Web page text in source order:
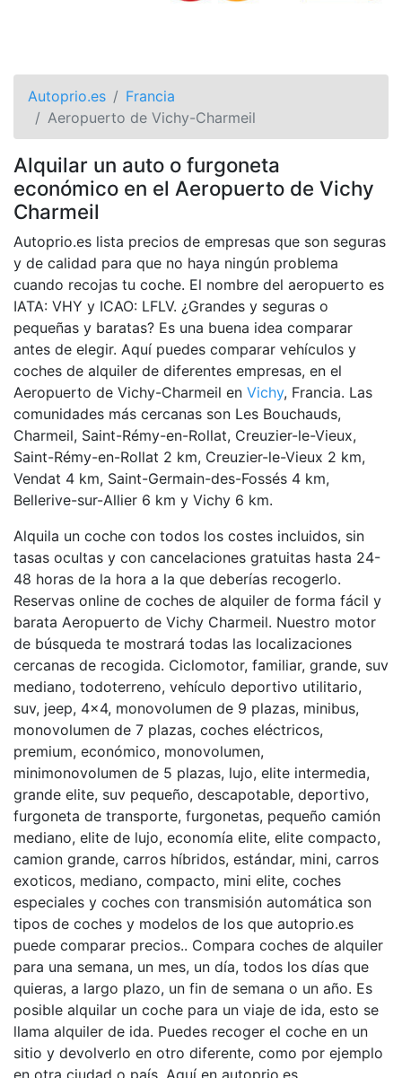
Autoprio.es
Francia
Aeropuerto de Vichy-Charmeil
Alquilar un auto o furgoneta
económico en el Aeropuerto de Vichy
Charmeil
Autoprio.es lista precios de empresas que son seguras
y de calidad para que no haya ningún problema
cuando recojas tu coche. El nombre del aeropuerto es
IATA: VHY y ICAO: LFLV. ¿Grandes y seguras o
pequeñas y baratas? Es una buena idea comparar
antes de elegir. Aquí puedes comparar vehículos y
coches de alquiler de diferentes empresas, en el
Aeropuerto de Vichy-Charmeil en Vichy, Francia. Las
comunidades más cercanas son Les Bouchauds,
Charmeil, Saint-Rémy-en-Rollat, Creuzier-le-Vieux,
Saint-Rémy-en-Rollat 2 km, Creuzier-le-Vieux 2 km,
Vendat 4 km, Saint-Germain-des-Fossés 4 km,
Bellerive-sur-Allier 6 km y Vichy 6 km.
Alquila un coche con todos los costes incluidos, sin
tasas ocultas y con cancelaciones gratuitas hasta 24-
48 horas de la hora a la que deberías recogerlo.
Reservas online de coches de alquiler de forma fácil y
barata Aeropuerto de Vichy Charmeil. Nuestro motor
de búsqueda te mostrará todas las localizaciones
cercanas de recogida. Ciclomotor, familiar, grande, suv
mediano, todoterreno, vehículo deportivo utilitario,
suv, jeep, 4×4, monovolumen de 9 plazas, minibus,
monovolumen de 7 plazas, coches eléctricos,
premium, económico, monovolumen,
minimonovolumen de 5 plazas, lujo, elite intermedia,
grande elite, suv pequeño, descapotable, deportivo,
furgoneta de transporte, furgonetas, pequeño camión
mediano, elite de lujo, economía elite, elite compacto,
camion grande, carros híbridos, estándar, mini, carros
exoticos, mediano, compacto, mini elite, coches
especiales y coches con transmisión automática son
tipos de coches y modelos de los que autoprio.es
puede comparar precios.. Compara coches de alquiler
para una semana, un mes, un día, todos los días que
quieras, a largo plazo, un fin de semana o un año. Es
posible alquilar un coche para un viaje de ida, esto se
llama alquiler de ida. Puedes recoger el coche en un
sitio y devolverlo en otro diferente, como por ejemplo
en otra ciudad o país. Aquí en autoprio.es